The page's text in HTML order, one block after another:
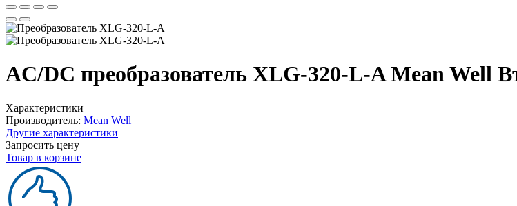
AC/DC преобразователь XLG-320-L-A Mean Well
Характеристики
Производитель: Mean Well
Другие характеристики
Запросить цену
Товар в корзине